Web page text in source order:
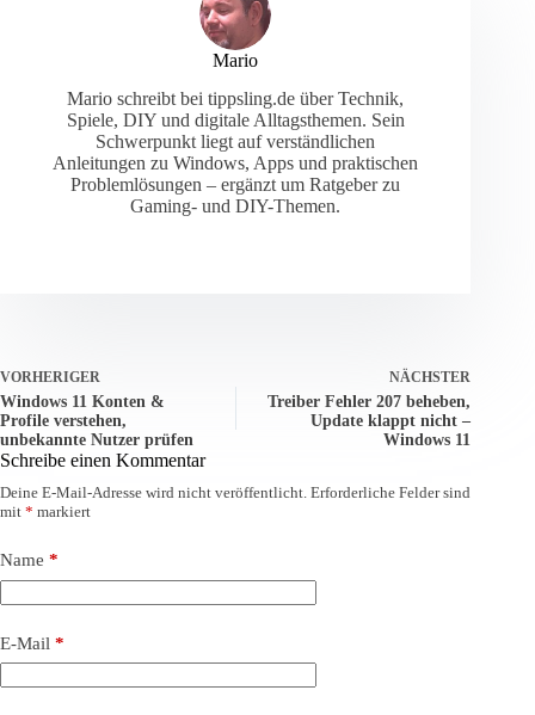
Mario
Mario schreibt bei tippsling.de über Technik,
Spiele, DIY und digitale Alltagsthemen. Sein
Schwerpunkt liegt auf verständlichen
Anleitungen zu Windows, Apps und praktischen
Problemlösungen – ergänzt um Ratgeber zu
Gaming- und DIY-Themen.
VORHERIGER
Windows 11 Konten &
Profile verstehen,
unbekannte Nutzer prüfen
NÄCHSTER
Treiber Fehler 207 beheben,
Update klappt nicht –
Windows 11
Schreibe einen Kommentar
Deine E-Mail-Adresse wird nicht veröffentlicht. Erforderliche Felder sind
mit * markiert
Name *
E-Mail *